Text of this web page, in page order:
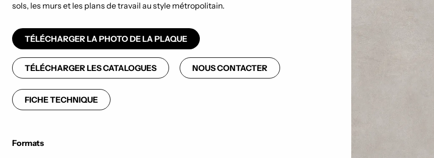
sols, les murs et les plans de travail au style métropolitain.
TÉLÉCHARGER LA PHOTO DE LA PLAQUE
TÉLÉCHARGER LES CATALOGUES NOUS CONTACTER
FICHE TECHNIQUE
Formats